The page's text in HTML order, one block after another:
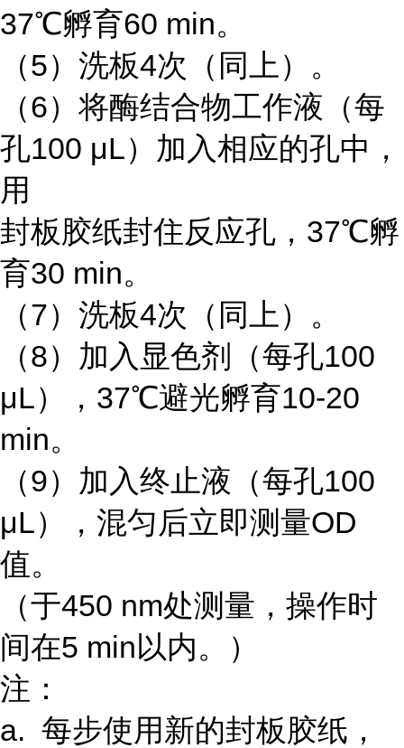
37℃孵育60 min。
（5）洗板4次（同上）。
（6）将酶结合物工作液（每
孔100 μL）加入相应的孔中，
用
封板胶纸封住反应孔，37℃孵
育30 min。
（7）洗板4次（同上）。
（8）加入显色剂（每孔100
μL），37℃避光孵育10-20
min。
（9）加入终止液（每孔100
μL），混匀后立即测量OD
值。
（于450 nm处测量，操作时
间在5 min以内。）
注：
a. 每步使用新的封板胶纸，